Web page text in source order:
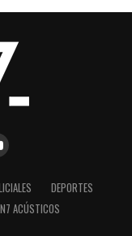
DEPORTES
ACÚSTICOS